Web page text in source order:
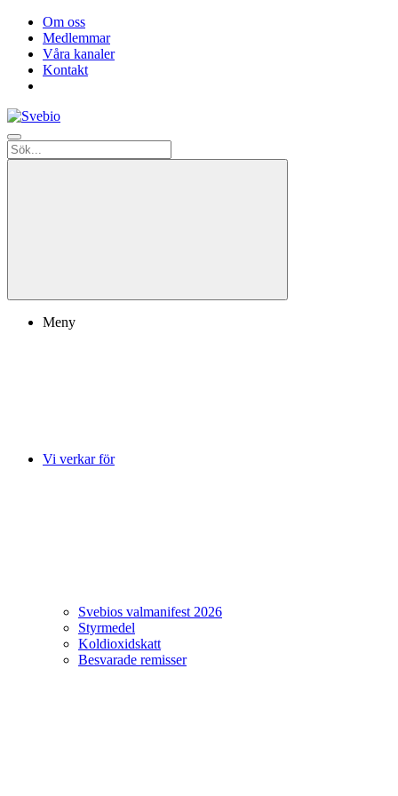
Om oss
Medlemmar
Våra kanaler
Kontakt
Meny
Vi verkar för
Svebios valmanifest 2026
Styrmedel
Koldioxidskatt
Besvarade remisser